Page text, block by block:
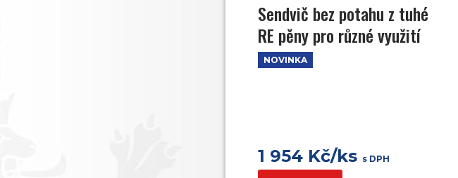
Sendvič bez potahu z tuhé
RE pěny pro různé využití
NOVINKA
1 954 Kč/ks s DPH